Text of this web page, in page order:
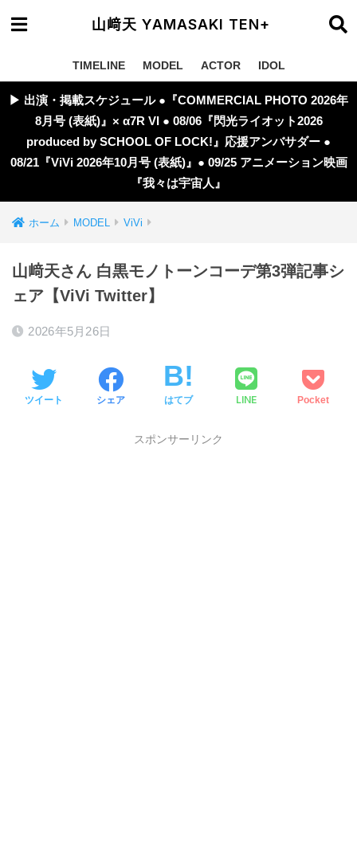
山﨑天 YAMASAKI TEN+
TIMELINE MODEL ACTOR IDOL
▶︎ 出演・掲載スケジュール ●『COMMERCIAL PHOTO 2026年
8月号 (表紙)』× α7R VI ● 08/06『閃光ライオット2026
produced by SCHOOL OF LOCK!』応援アンバサダー ●
08/21『ViVi 2026年10月号 (表紙)』● 09/25 アニメーション映画
『我々は宇宙人』
ホーム MODEL ViVi
山﨑天さん 白黒モノトーンコーデ第3弾記事シ
ェア【ViVi Twitter】
2026年5月26日
ツイート シェア はてブ LINE Pocket
スポンサーリンク